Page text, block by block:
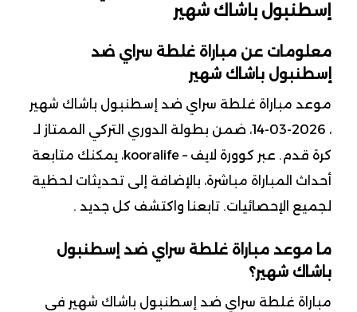
إسطنبول باشاك شهير
معلومات عن مباراة غلطة سراي ضد
إسطنبول باشاك شهير
موعد مباراة غلطة سراي ضد إسطنبول باشاك شهير
، 2026-03-14، ضمن بطولة الدوري التركي الممتاز لـ
كرة قدم. عبر كوورة لايف – kooralife، يمكنك متابعة
أحداث المباراة مباشرة، بالإضافة إلى تحديثات لحظية
لجميع الإحصائيات. تابعنا واكتشف كل جديد .
ما موعد مباراة غلطة سراي ضد إسطنبول
باشاك شهير؟
مباراة غلطة سراي ضد إسطنبول باشاك شهير في